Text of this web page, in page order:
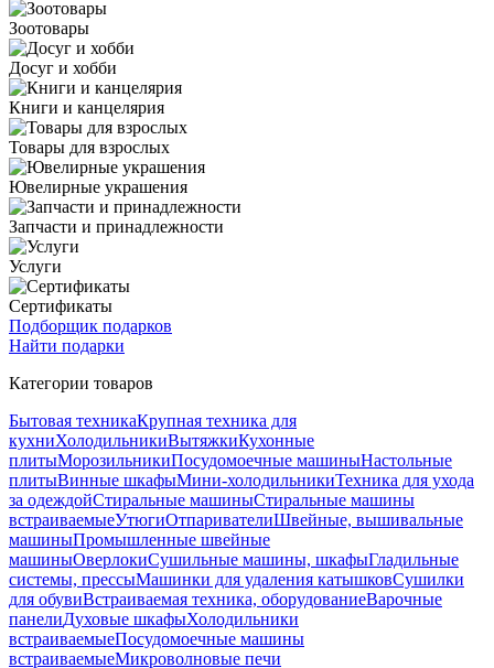
Зоотовары
Досуг и хобби
Книги и канцелярия
Товары для взрослых
Ювелирные украшения
Запчасти и принадлежности
Услуги
Сертификаты
Подборщик подарков
Найти подарки
Категории товаров
Бытовая техникаКрупная техника для
кухниХолодильникиВытяжкиКухонные
плитыМорозильникиПосудомоечные машиныНастольные
плитыВинные шкафыМини-холодильникиТехника для ухода
за одеждойСтиральные машиныСтиральные машины
встраиваемыеУтюгиОтпаривателиШвейные, вышивальные
машиныПромышленные швейные
машиныОверлокиСушильные машины, шкафыГладильные
системы, прессыМашинки для удаления катышковСушилки
для обувиВстраиваемая техника, оборудованиеВарочные
панелиДуховые шкафыХолодильники
встраиваемыеПосудомоечные машины
встраиваемыеМикроволновые печи